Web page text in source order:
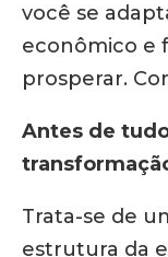
você se
econômico e
prosperar.
Antes de
Trata-se de
estrutura da